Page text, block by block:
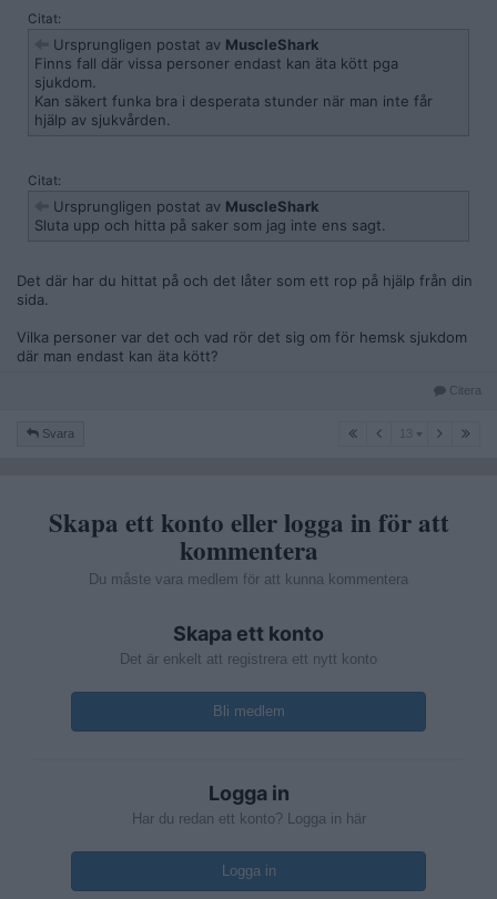
Citat:
Ursprungligen postat av MuscleShark
Finns fall där vissa personer endast kan äta kött pga
sjukdom.
Kan säkert funka bra i desperata stunder när man inte får
hjälp av sjukvården.
Citat:
Ursprungligen postat av MuscleShark
Sluta upp och hitta på saker som jag inte ens sagt.
Det där har du hittat på och det låter som ett rop på hjälp från din
sida.
Vilka personer var det och vad rör det sig om för hemsk sjukdom
där man endast kan äta kött?
Citera
Svara 13
Skapa ett konto eller logga in för att
kommentera
Du måste vara medlem för att kunna kommentera
Skapa ett konto
Det är enkelt att registrera ett nytt konto
Bli medlem
Logga in
Har du redan ett konto? Logga in här
Logga in